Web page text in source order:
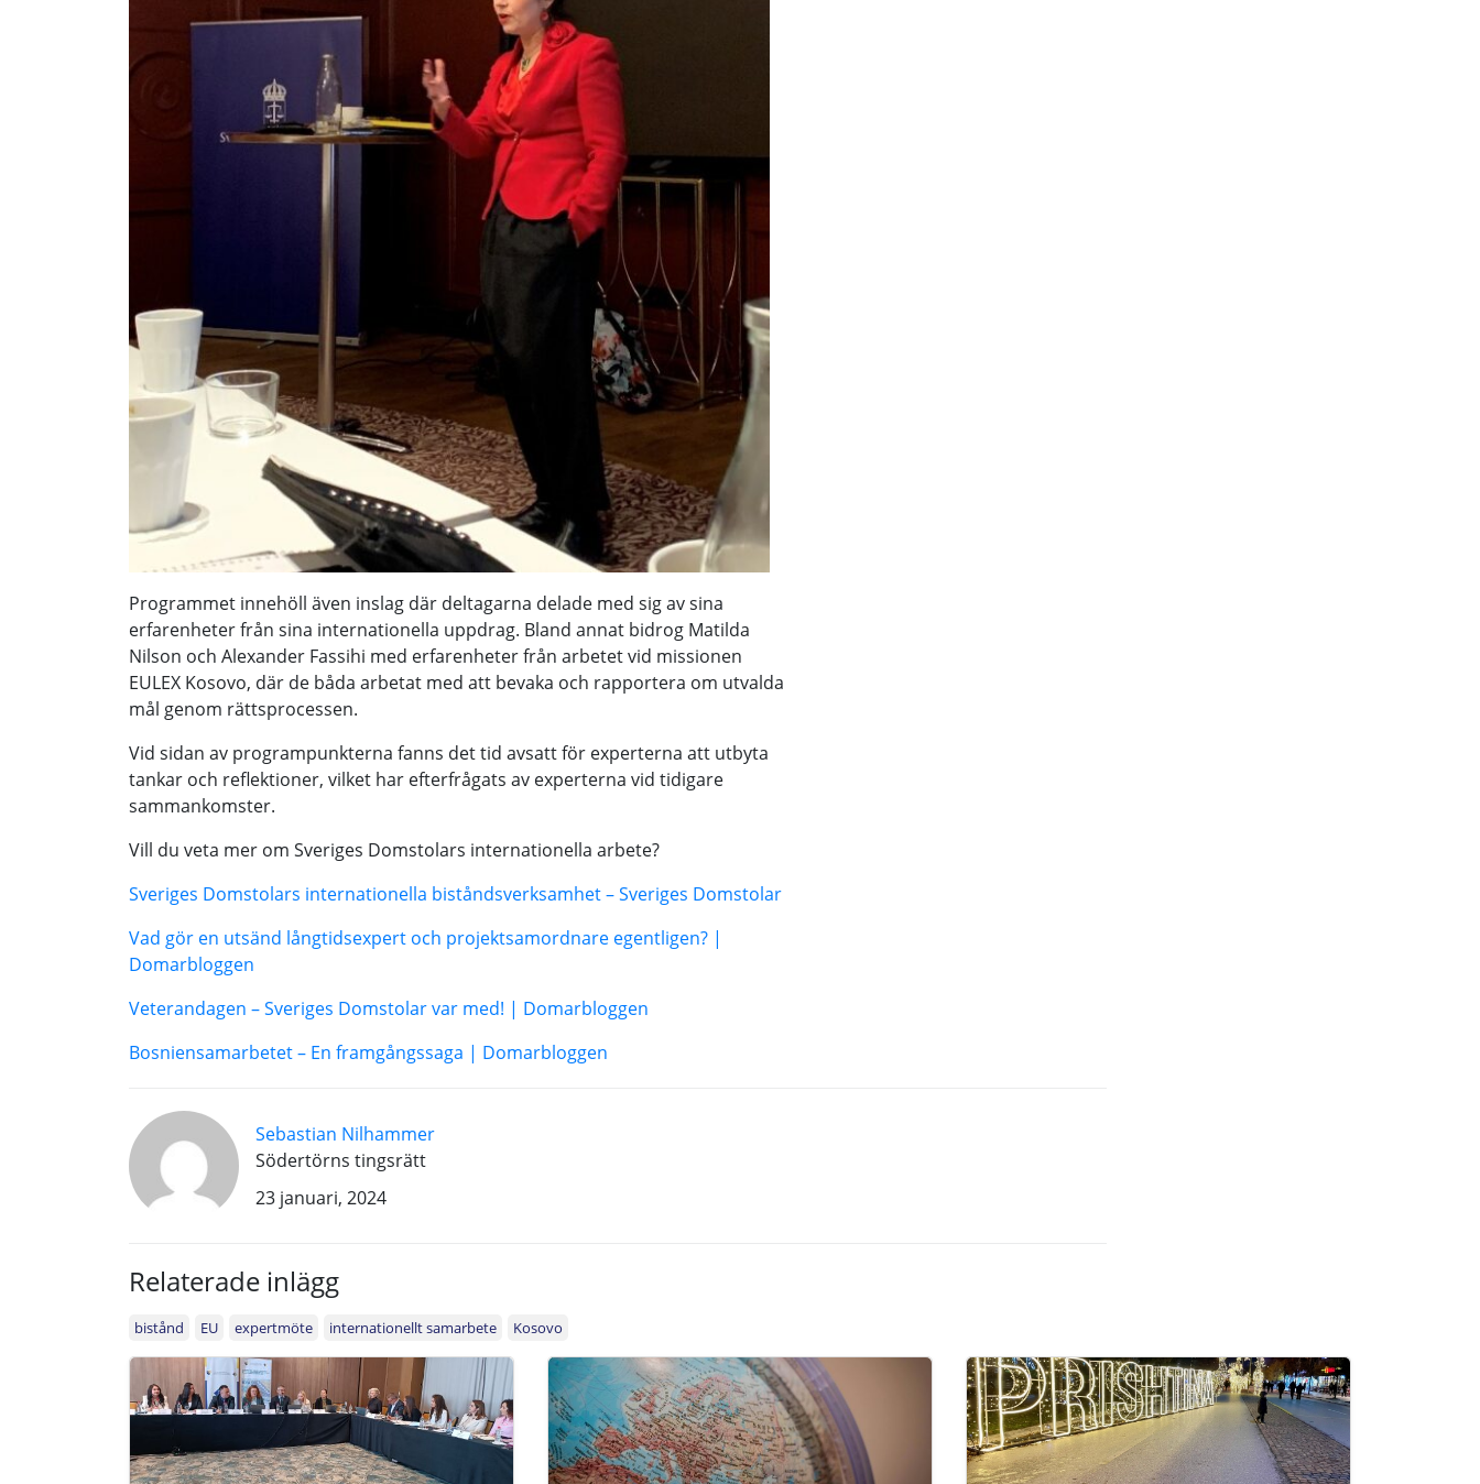
Programmet innehöll även inslag där deltagarna delade med sig av sina
erfarenheter från sina internationella uppdrag. Bland annat bidrog Matilda
Nilson och Alexander Fassihi med erfarenheter från arbetet vid missionen
EULEX Kosovo, där de båda arbetat med att bevaka och rapportera om utvalda
mål genom rättsprocessen.
Vid sidan av programpunkterna fanns det tid avsatt för experterna att utbyta
tankar och reflektioner, vilket har efterfrågats av experterna vid tidigare
sammankomster.
Vill du veta mer om Sveriges Domstolars internationella arbete?
Sveriges Domstolars internationella biståndsverksamhet – Sveriges Domstolar
Vad gör en utsänd långtidsexpert och projektsamordnare egentligen? |
Domarbloggen
Veterandagen – Sveriges Domstolar var med! | Domarbloggen
Bosniensamarbetet – En framgångssaga | Domarbloggen
Sebastian Nilhammer
Södertörns tingsrätt
23 januari, 2024
Relaterade inlägg
bistånd EU expertmöte internationellt samarbete Kosovo